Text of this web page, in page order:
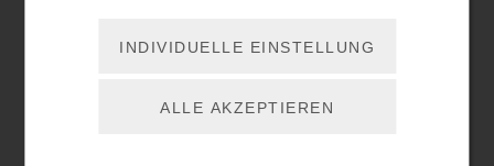
INDIVIDUELLE EINSTELLUNG
ALLE AKZEPTIEREN